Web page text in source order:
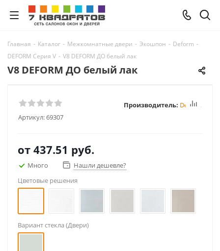
Главная - Каталог - Межкомнатные двери - Экошпон - Deform -
DEFORM Серия V - V8 DEFORM ДО белый лак
V8 DEFORM ДО белый лак
Артикул:69307
Производитель: Deform
от 437.51 руб.
Много
Нашли дешевле?
Цветовые решения
Вариант стекла (Двери)